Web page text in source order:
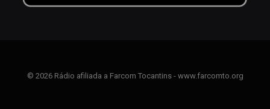
© 2026 Rádio afiliada a Farcom Tocantins - www.farcomto.org